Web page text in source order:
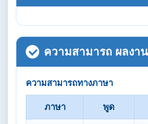
ความสามารถ ผลงา
ความสามารถทางภาษา
ภาษา พูด